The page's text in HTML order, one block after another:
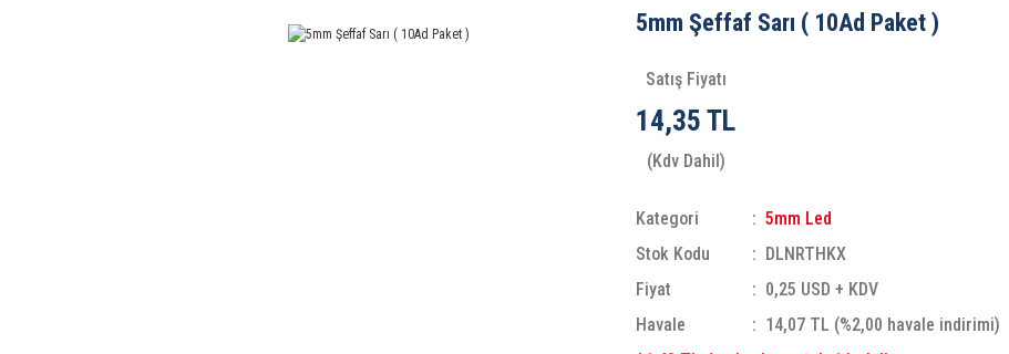
5mm Şeffaf Sarı ( 10Ad Paket )
Satış Fiyatı
14,35 TL
(Kdv Dahil)
Kategori
5mm Led
Stok Kodu
DLNRTHKX
Fiyat
0,25 USD + KDV
Havale
14,07 TL (%2,00 havale indirimi)